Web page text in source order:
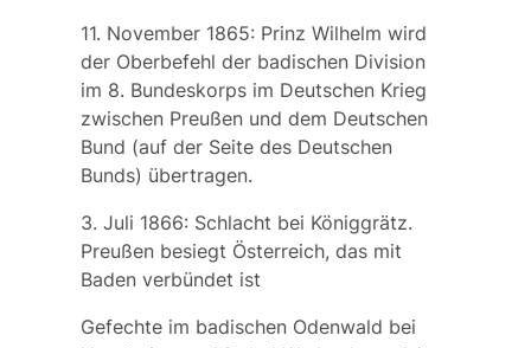
11. November 1865: Prinz Wilhelm wird
der Oberbefehl der badischen Division
im 8. Bundeskorps im Deutschen Krieg
zwischen Preußen und dem Deutschen
Bund (auf der Seite des Deutschen
Bunds) übertragen.
3. Juli 1866: Schlacht bei Königgrätz.
Preußen besiegt Österreich, das mit
Baden verbündet ist
Gefechte im badischen Odenwald bei